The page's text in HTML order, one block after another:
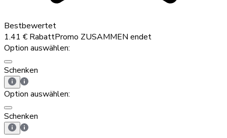
Bestbewertet
1.41 € RabattPromo ZUSAMMEN endet
Option auswählen:
Schenken
Option auswählen:
Schenken